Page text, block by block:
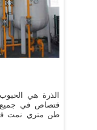
الذرة هي